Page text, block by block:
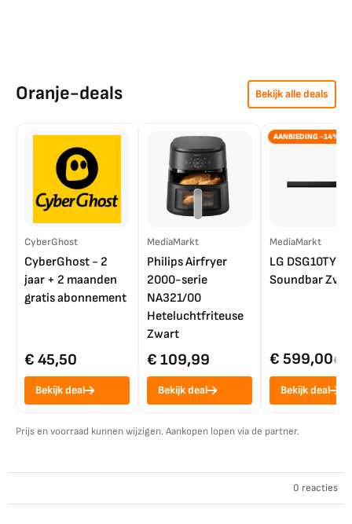
Oranje-deals Bekijk alle deals
CyberGhost
CyberGhost - 2
jaar + 2 maanden
gratis abonnement
€ 45,50
Bekijk deal
MediaMarkt
Philips Airfryer
2000-serie
NA321/00
Heteluchtfriteuse
Zwart
€ 109,99
Bekijk deal
AANBIEDING -14%
MediaMarkt
LG DSG10TY
Soundbar
€ 599,00€
Bekijk deal
Prijs en voorraad kunnen wijzigen. Aankopen lopen via de partner.
0 reacties